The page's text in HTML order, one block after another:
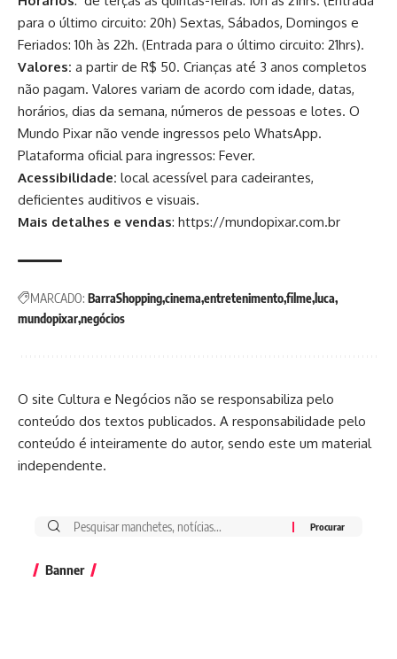
para o último circuito: 20h) Sextas, Sábados, Domingos e
Feriados: 10h às 22h. (Entrada para o último circuito: 21hrs).
Valores: a partir de R$ 50. Crianças até 3 anos completos
não pagam. Valores variam de acordo com idade, datas,
horários, dias da semana, números de pessoas e lotes. O
Mundo Pixar não vende ingressos pelo WhatsApp.
Plataforma oficial para ingressos: Fever.
Acessibilidade: local acessível para cadeirantes,
deficientes auditivos e visuais.
Mais detalhes e vendas: https://mundopixar.com.br
MARCADO: BarraShoppingcinema entretenimentofilme luca
mundopixarnegócios
O site Cultura e Negócios não se responsabiliza pelo
conteúdo dos textos publicados. A responsabilidade pelo
conteúdo é inteiramente do autor, sendo este um material
independente.
Banner